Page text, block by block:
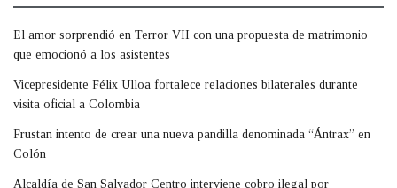
El amor sorprendió en Terror VII con una propuesta de matrimonio
que emocionó a los asistentes
Vicepresidente Félix Ulloa fortalece relaciones bilaterales durante
visita oficial a Colombia
Frustan intento de crear una nueva pandilla denominada “Ántrax” en
Colón
Alcaldía de San Salvador Centro interviene cobro ilegal por